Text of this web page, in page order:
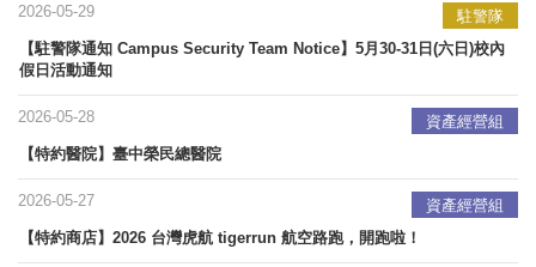
駐警隊
2026-05-29
【駐警隊通知 Campus Security Team Notice】5月30-31日(六日)校內
假日活動通知
資產經營組
2026-05-28
【特約醫院】臺中榮民總醫院
資產經營組
2026-05-27
【特約商店】2026 台灣虎航 tigerrun 航空路跑，開跑啦！